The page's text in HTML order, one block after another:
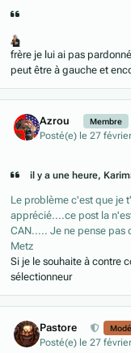
frère je lui ai pas
peut être à gauche et
Azrou Membre
Posté(e) le 27
il y a une heure,
Le problème c'est que je
apprécié....ce post la
CAN..... Je ne pense pas
Metz
Si je le souhaite à contre
sélectionneur
Pastore
Posté(e) le 27